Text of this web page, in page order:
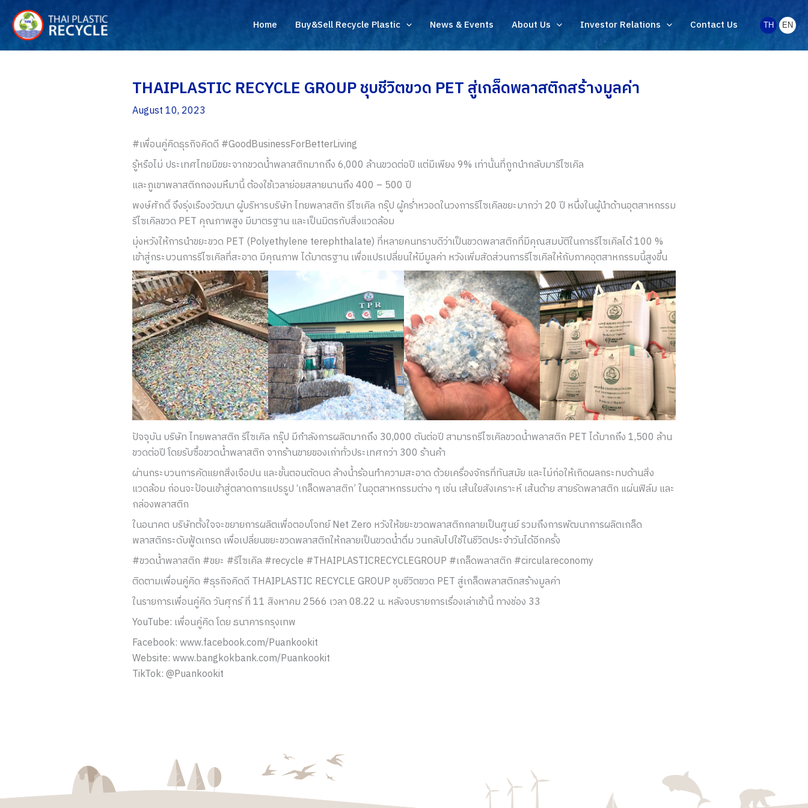
content
Home Buy&Sell Recycle Plastic News & Events About Us Investor Relations Contact Us TH EN
THAIPLASTIC RECYCLE GROUP ชุบชีวิตขวด PET สู่เกล็ดพลาสติกสร้างมูลค่า
August 10, 2023
#เพื่อนคู่คิดธุรกิจคิดดี #GoodBusinessForBetterLiving
รู้หรือไม่ ประเทศไทยมีขยะจากขวดน้ำพลาสติกมากถึง 6,000 ล้านขวดต่อปี แต่มีเพียง 9% เท่านั้นที่ถูกนํากลับมารีไซเคิล
และภูเขาพลาสติกกองมหึมานี้ ต้องใช้เวลาย่อยสลายนานถึง 400 – 500 ปี
พงษ์ศักดิ์ จึงรุ่งเรืองวัฒนา ผู้บริหารบริษัท ไทยพลาสติก รีไซเคิล กรุ๊ป ผู้คร่ำหวอดในวงการรีไซเคิลขยะมากว่า 20 ปี หนึ่งในผู้นำด้านอุตสาหกรรม
รีไซเคิลขวด PET คุณภาพสูง มีมาตรฐาน และเป็นมิตรกับสิ่งแวดล้อม
มุ่งหวังให้การนำขยะขวด PET (Polyethylene terephthalate) ที่หลายคนทราบดีว่าเป็นขวดพลาสติกที่มีคุณสมบัติในการรีไซเคิลได้ 100 %
เข้าสู่กระบวนการรีไซเคิลที่สะอาด มีคุณภาพ ได้มาตรฐาน เพื่อแปรเปลี่ยนให้มีมูลค่า หวังเพิ่มสัดส่วนการรีไซเคิลให้กับภาคอุตสาหกรรมนี้สูงขึ้น
ปัจจุบัน บริษัท ไทยพลาสติก รีไซเคิล กรุ๊ป มีกำลังการผลิตมากถึง 30,000 ตันต่อปี สามารถรีไซเคิลขวดน้ำพลาสติก PET ได้มากถึง 1,500 ล้าน
ขวดต่อปี โดยรับซื้อขวดน้ำพลาสติก จากร้านขายของเก่าทั่วประเทศกว่า 300 ร้านค้า
ผ่านกระบวนการคัดแยกสิ่งเจือปน และขั้นตอนตัดบด ล้างน้ำร้อนทำความสะอาด ด้วยเครื่องจักรที่ทันสมัย และไม่ก่อให้เกิดผลกระทบด้านสิ่ง
แวดล้อม ก่อนจะป้อนเข้าสู่ตลาดการแปรรูป ‘เกล็ดพลาสติก’ ในอุตสาหกรรมต่าง ๆ เช่น เส้นใยสังเคราะห์ เส้นด้าย สายรัดพลาสติก แผ่นฟิล์ม และ
กล่องพลาสติก
ในอนาคต บริษัทตั้งใจจะขยายการผลิตเพื่อตอบโจทย์ Net Zero หวังให้ขยะขวดพลาสติกกลายเป็นศูนย์ รวมถึงการพัฒนาการผลิตเกล็ด
พลาสติกระดับฟู้ดเกรด เพื่อเปลี่ยนขยะขวดพลาสติกให้กลายเป็นขวดน้ำดื่ม วนกลับไปใช้ในชีวิตประจำวันได้อีกครั้ง
#ขวดน้ำพลาสติก #ขยะ #รีไซเคิล #recycle #THAIPLASTICRECYCLEGROUP #เกล็ดพลาสติก #circulareconomy
ติดตามเพื่อนคู่คิด #ธุรกิจคิดดี THAIPLASTIC RECYCLE GROUP ชุบชีวิตขวด PET สู่เกล็ดพลาสติกสร้างมูลค่า
ในรายการเพื่อนคู่คิด วันศุกร์ ที่ 11 สิงหาคม 2566 เวลา 08.22 น. หลังจบรายการเรื่องเล่าเช้านี้ ทางช่อง 33
YouTube: เพื่อนคู่คิด โดย ธนาคารกรุงเทพ
Facebook: www.facebook.com/Puankookit
Website: www.bangkokbank.com/Puankookit
TikTok: @Puankookit